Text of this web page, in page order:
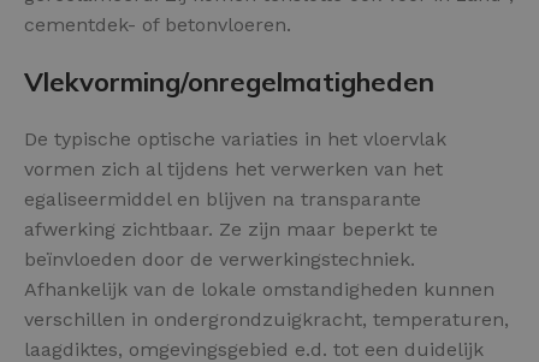
cementdek- of betonvloeren.
Vlekvorming/onregelmatigheden
De typische optische variaties in het vloervlak
vormen zich al tijdens het verwerken van het
egaliseermiddel en blijven na transparante
afwerking zichtbaar. Ze zijn maar beperkt te
beïnvloeden door de verwerkingstechniek.
Afhankelijk van de lokale omstandigheden kunnen
verschillen in ondergrondzuigkracht, temperaturen,
laagdiktes, omgevingsgebied e.d. tot een duidelijk